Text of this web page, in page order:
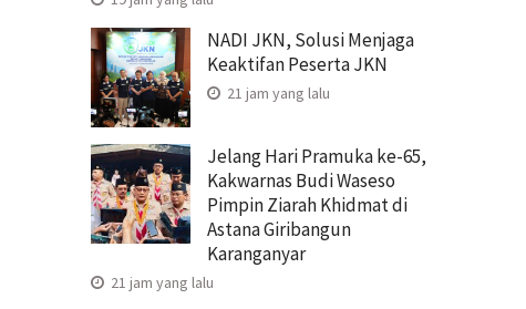
NADI JKN, Solusi Menjaga
Keaktifan Peserta JKN
21 jam yang lalu
Jelang Hari Pramuka ke-65,
Kakwarnas Budi Waseso
Pimpin Ziarah Khidmat di
Astana Giribangun
Karanganyar
21 jam yang lalu